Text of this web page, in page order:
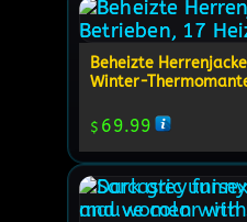
Beheizte
Winter-
$ 69.99